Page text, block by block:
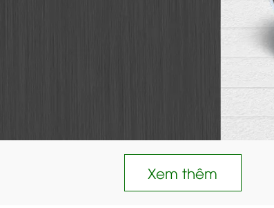
Xem thêm